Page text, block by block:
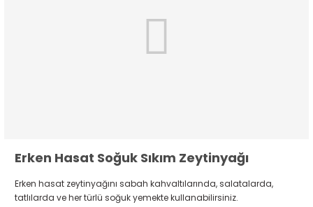
Erken Hasat Soğuk Sıkım Zeytinyağı
Erken hasat zeytinyağını sabah kahvaltılarında, salatalarda,
tatlılarda ve her türlü soğuk yemekte kullanabilirsiniz.